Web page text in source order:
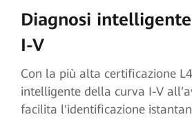
Diagnosi
I-V
Con la più alta certificazione
intelligente della curva I-V
facilita l'identificazione